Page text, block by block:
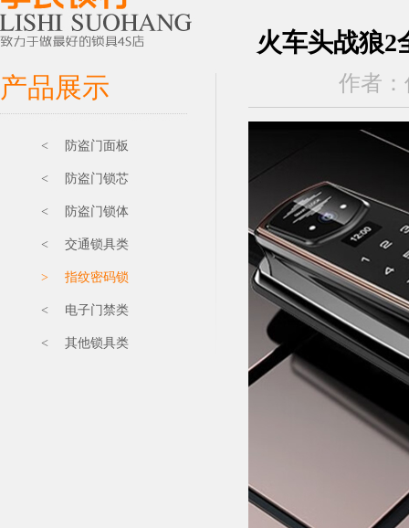
产品展示
< 防盗门面板
< 防盗门锁芯
< 防盗门锁体
< 交通锁具类
> 指纹密码锁
< 电子门禁类
< 其他锁具类
火车头战狼2
作者：